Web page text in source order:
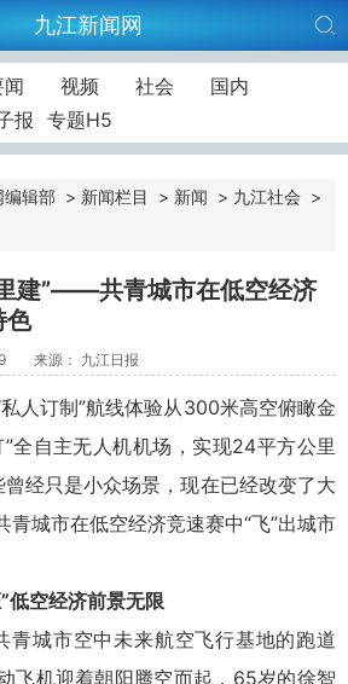
九江新闻网
闻 视频 社会
国内
报 专题H5
编辑部 > 新闻栏目 > 新闻 > 九江社会 >
建”——共青城市在低空经济
色
来源： 九江日报
人订制”航线体验从300米高空俯瞰金
全自主无人机机场，实现24平方公里
经只是小众场景，现在已经改变了大
青城市在低空经济竞速赛中“飞”出城市
低空经济前景无限
青城市空中未来航空飞行基地的跑道
飞机迎着朝阳腾空而起，65岁的徐智